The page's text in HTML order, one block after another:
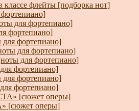
классе флейты [подборка нот]
для фортепиано]
фортепиано]
фортепиано]
для фортепиано]
для фортепиано]
фортепиано]
фортепиано]
фортепиано]
[сюжет оперы]
[сюжет оперы]